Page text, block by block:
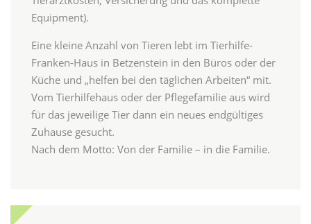
Equipment).
Eine kleine Anzahl von Tieren lebt im Tierhilfe-
Franken-Haus in Betzenstein in den Büros oder der
Küche und „helfen bei den täglichen Arbeiten“ mit.
Vom Tierhilfehaus oder der Pflegefamilie aus wird
für das jeweilige Tier dann ein neues endgültiges
Zuhause gesucht.
Nach dem Motto: Von der Familie – in die Familie.